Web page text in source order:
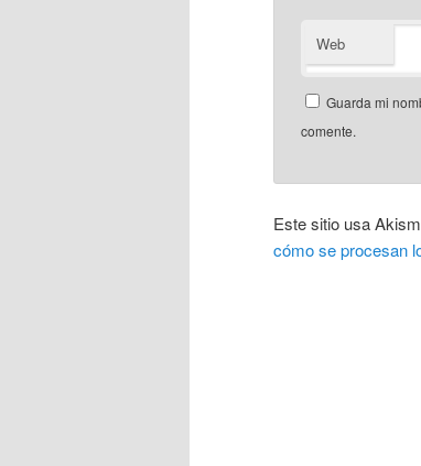
Web
Guarda mi
comente.
Este sitio usa
cómo se procesan